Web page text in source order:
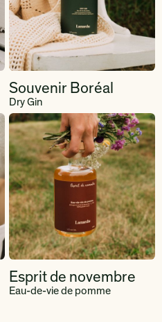
Souvenir Boréal
Dry Gin
Esprit de novembre
Eau-de-vie de pomme